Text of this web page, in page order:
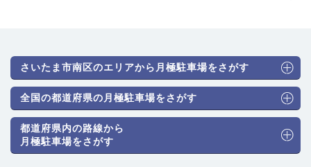
さいたま市南区のエリアから月極駐車場をさがす
全国の都道府県の月極駐車場をさがす
都道府県内の路線から
月極駐車場をさがす